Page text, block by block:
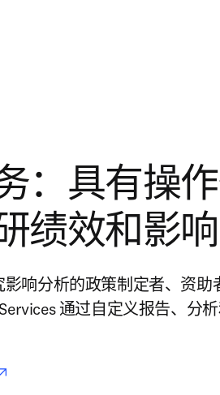
：具有操
绩效和影
响分析的政策制定者、资
通过自定义报告、分
新的选项卡/窗口中打开
window